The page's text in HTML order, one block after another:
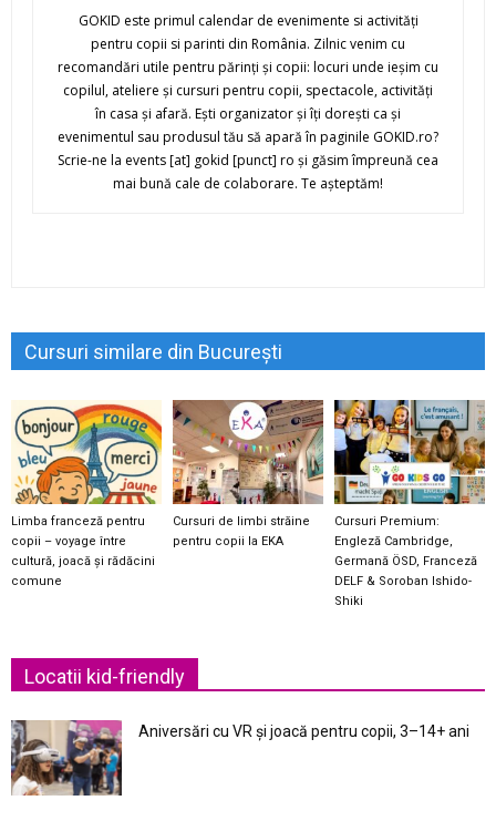
GOKID este primul calendar de evenimente si activităţi
pentru copii si parinti din România. Zilnic venim cu
recomandări utile pentru părinţi şi copii: locuri unde ieşim cu
copilul, ateliere şi cursuri pentru copii, spectacole, activităţi
în casa şi afară. Eşti organizator şi îţi doreşti ca şi
evenimentul sau produsul tău să apară în paginile GOKID.ro?
Scrie-ne la events [at] gokid [punct] ro şi găsim împreună cea
mai bună cale de colaborare. Te aşteptăm!
Cursuri similare din București
Limba franceză pentru
copii – voyage între
cultură, joacă și rădăcini
comune
Cursuri de limbi străine
pentru copii la EKA
Cursuri Premium:
Engleză Cambridge,
Germană ÖSD, Franceză
DELF & Soroban Ishido-
Shiki
Locatii kid-friendly
Aniversări cu VR și joacă pentru copii, 3–14+ ani